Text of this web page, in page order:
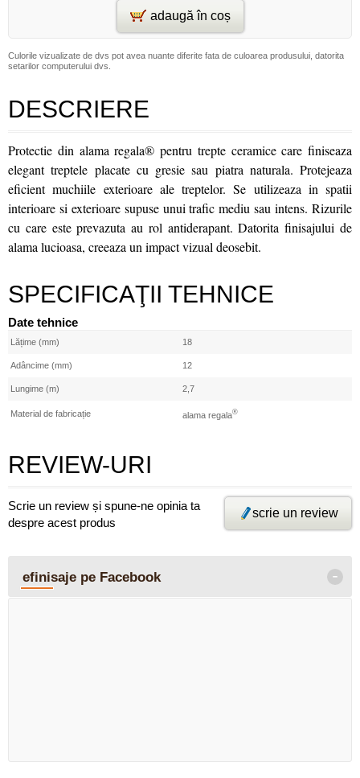
adaugă în coș
Culorile vizualizate de dvs pot avea nuante diferite fata de culoarea produsului, datorita
setarilor computerului dvs.
DESCRIERE
Protectie din alama regala® pentru trepte ceramice care finiseaza
elegant treptele placate cu gresie sau piatra naturala. Protejeaza
eficient muchiile exterioare ale treptelor. Se utilizeaza in spatii
interioare si exterioare supuse unui trafic mediu sau intens. Rizurile
cu care este prevazuta au rol antiderapant. Datorita finisajului de
alama lucioasa, creeaza un impact vizual deosebit.
SPECIFICAŢII TEHNICE
Date tehnice
Lățime (mm) 18
Adâncime (mm) 12
Lungime (m) 2,7
Material de fabricație alama regala®
REVIEW-URI
Scrie un review și spune-ne opinia ta
despre acest produs
scrie un review
efinisaje pe Facebook -